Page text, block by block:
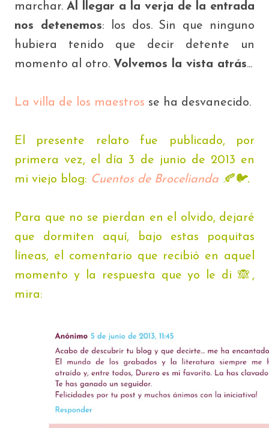
marchar. Al llegar a la verja de la entrada
nos detenemos: los dos. Sin que ninguno
hubiera tenido que decir detente un
momento al otro. Volvemos la vista atrás...
La villa de los maestros se ha desvanecido.
El presente relato fue publicado, por
primera vez, el día 3 de junio de 2013 en
mi viejo blog: Cuentos de Brocelianda 🍂🐦.
Para que no se pierdan en el olvido, dejaré
que dormiten aquí, bajo estas poquitas
líneas, el comentario que recibió en aquel
momento y la respuesta que yo le di 🙈,
mira: